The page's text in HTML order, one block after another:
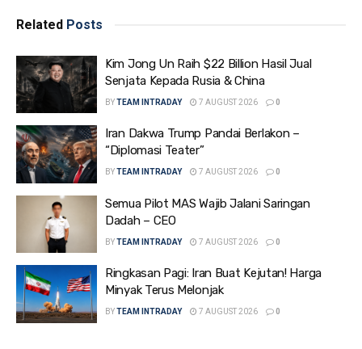
Related Posts
Kim Jong Un Raih $22 Billion Hasil Jual
Senjata Kepada Rusia & China
BYTEAM INTRADAY 7 AUGUST 2026 0
Iran Dakwa Trump Pandai Berlakon –
“Diplomasi Teater”
BYTEAM INTRADAY 7 AUGUST 2026 0
Semua Pilot MAS Wajib Jalani Saringan
Dadah – CEO
BYTEAM INTRADAY 7 AUGUST 2026 0
Ringkasan Pagi: Iran Buat Kejutan! Harga
Minyak Terus Melonjak
BYTEAM INTRADAY 7 AUGUST 2026 0